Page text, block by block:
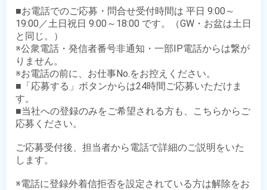
■お電話でのご応募・問合せ受付時間は 平日 9:00～
19:00／土日祝日 9:00～18:00 です。（GW・お盆は土日
と同じ。）
※公衆電話・発信者番号非通知・一部IP電話からは繋が
りません。
※お電話の前に、お仕事No.をお控えください。
■「応募する」ボタンからは24時間ご応募いただけま
す。
■当社への登録のみをご希望される方も、こちらからご
応募ください。
ご応募受付後、担当者から電話で詳細のご説明をいた
します。
※電話に登録外着信拒否を設定されている方は解除をお